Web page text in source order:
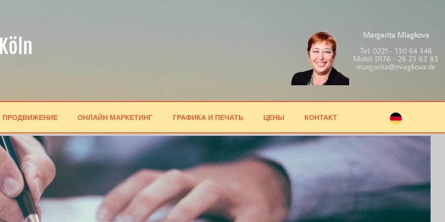
Margarita Miagkova
Tel: 0221 - 130 64 348
Mobil: 0176 - 26 23 63 83
margarita@miagkova.de
ПРОДВИЖЕНИЕ ОНЛАЙН МАРКЕТИНГ ГРАФИКА И ПЕЧАТЬ ЦЕНЫ КОНТАКТ